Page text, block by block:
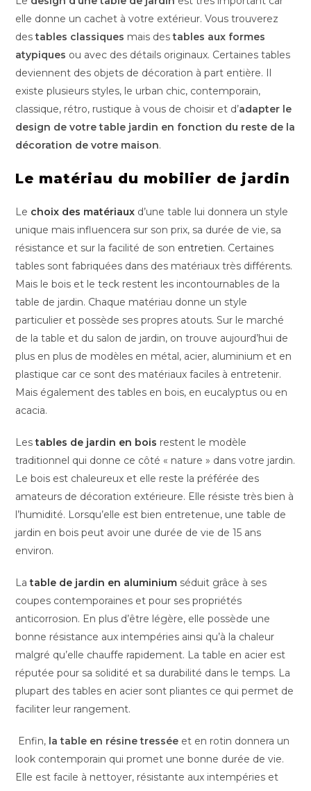
elle donne un cachet à votre extérieur. Vous trouverez
destables classiques mais destables aux formes
atypiques ou avec des détails originaux. Certaines tables
deviennent des objets de décoration à part entière. Il
existe plusieurs styles, le urban chic, contemporain,
classique, rétro, rustique à vous de choisir et d’adapter le
design de votre table jardin en fonction du reste de la
décoration de votre maison.
Le matériau du mobilier de jardin
Le choix des matériaux d’une table lui donnera un style
unique mais influencera sur son prix, sa durée de vie, sa
résistance et sur la facilité de son entretien. Certaines
tables sont fabriquées dans des matériaux très différents.
Mais le bois et le teck restent les incontournables de la
table de jardin. Chaque matériau donne un style
particulier et possède ses propres atouts. Sur le marché
de la table et du salon de jardin, on trouve aujourd’hui de
plus en plus de modèles en métal, acier, aluminium et en
plastique car ce sont des matériaux faciles à entretenir.
Mais également des tables en bois, en eucalyptus ou en
acacia.
Lestables de jardin en bois restent le modèle
traditionnel qui donne ce côté « nature » dans votre jardin.
Le bois est chaleureux et elle reste la préférée des
amateurs de décoration extérieure. Elle résiste très bien à
l’humidité. Lorsqu’elle est bien entretenue, une table de
jardin en bois peut avoir une durée de vie de 15 ans
environ.
La table de jardin en aluminium séduit grâce à ses
coupes contemporaines et pour ses propriétés
anticorrosion. En plus d’être légère, elle possède une
bonne résistance aux intempéries ainsi qu’à la chaleur
malgré qu’elle chauffe rapidement. La table en acier est
réputée pour sa solidité et sa durabilité dans le temps. La
plupart des tables en acier sont pliantes ce qui permet de
faciliter leur rangement.
Enfin, la table en résine tressée et en rotin donnera un
look contemporain qui promet une bonne durée de vie.
Elle est facile à nettoyer, résistante aux intempéries et